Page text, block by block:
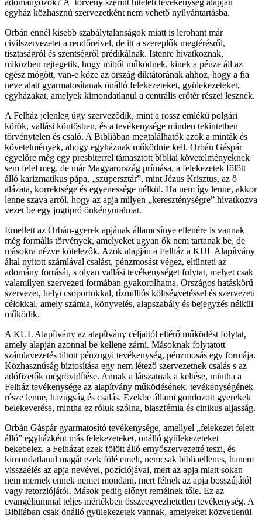
egyház közhasznú szervezetként nem vehető nyilvántartásba.
Orbán ennél kisebb szabálytalanságok miatt is lerohant már
civilszervezetet a rendőreivel, de itt a szereplők megtérésről,
tisztaságról és szentségről prédikálnak. Istenre hivatkoznak,
miközben rejtegetik, hogy miből működnek, kinek a pénze áll az
egész mögött, van-e köze az ország diktátorának ahhoz, hogy a fia
neve alatt gyarmatosítanak önálló felekezeteket, gyülekezeteket,
egyházakat, amelyek kimondatlanul a centrális erőtér részei lesznek.
A Felház jelenleg úgy szerveződik, mint a rossz emlékű polgári
körök, vallási köntösben, és a tevékenysége minden tekintetben
törvénytelen és csaló. A Bibliában megtalálhatók azok a minták és
követelmények, ahogy egyháznak működnie kell. Orbán Gáspár
egyelőre még egy presbiterrel támasztott bibliai követelményeknek
sem felel meg, de már Magyarország prímása, a felekezetek fölött
álló karizmatikus pápa, „szupersztár”, mint Jézus Krisztus, az ő
alázata, korrektsége és egyenessége nélkül. Ha nem így lenne, akkor
lenne szava arról, hogy az apja milyen „kereszténységre” hivatkozva
vezet be egy jogtipró önkényuralmat.
Emellett az Orbán-gyerek apjának államcsínye ellenére is vannak
még formális törvények, amelyeket ugyan ők nem tartanak be, de
másokra nézve kötelezők. Azok alapján a Felház a KUL Alapítvány
által nyitott számlával csalást, pénzmosást végez, eltünteti az
adomány forrását, s olyan vallási tevékenységet folytat, melyet csak
valamilyen szervezeti formában gyakorolhatna. Országos hatáskörű
szervezet, helyi csoportokkal, tízmilliós költségvetéssel és szervezeti
célokkal, amely számla, könyvelés, alapszabály és bejegyzés nélkül
működik.
A KUL Alapítvány az alapítvány céljaitól eltérő működést folytat,
amely alapján azonnal be kellene zárni. Másoknak folytatott
számlavezetés tiltott pénzügyi tevékenység, pénzmosás egy formája.
Közhasznúság biztosítása egy nem létező szervezetnek csalás s az
adófizetők megrövidítése. Annak a látszatnak a keltése, mintha a
Felház tevékenysége az alapítvány működésének, tevékenységének
része lenne, hazugság és csalás. Ezekbe állami gondozott gyerekek
belekeverése, mintha ez róluk szólna, blaszfémia és cinikus aljasság.
Orbán Gáspár gyarmatosító tevékenysége, amellyel „felekezet felett
álló” egyházként más felekezeteket, önálló gyülekezeteket
bekebelez, a Felházat ezek fölött álló ernyőszervezetté teszi, és
kimondatlanul magát ezek fölé emeli, nemcsak bibliaellenes, hanem
visszaélés az apja nevével, pozíciójával, mert az apja miatt sokan
nem mernek ennek nemet mondani, mert félnek az apja bosszújától
vagy retorziójától. Mások pedig előnyt remélnek tőle. Ez az
evangéliummal teljes mértékben összeegyezhetetlen tevékenység. A
Bibliában csak önálló gyülekezetek vannak, amelyeket közvetlenül